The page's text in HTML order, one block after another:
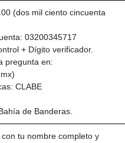
(dos mil ciento cincuenta
03200345717
+ Dígito verificador.
pregunta en:
CLABE
de Banderas.
tu nombre completo y